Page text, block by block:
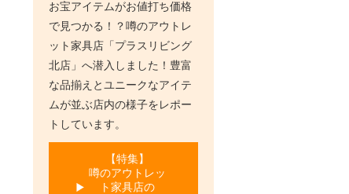
お宝アイテムがお値打ち価格
で見つかる！？噂のアウトレ
ット家具店「プラスリビング
北店」へ潜入しました！豊富
な品揃えとユニークなアイテ
ムが並ぶ店内の様子をレポー
トしています。
【特集】
噂のアウトレッ
ト家具店の